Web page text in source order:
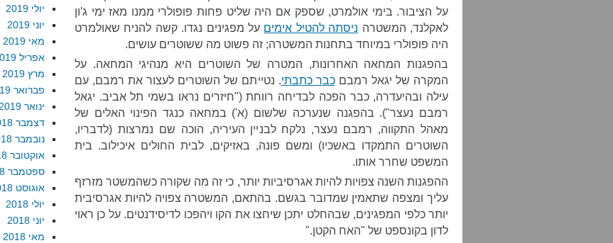
על הציבור. בימי אולמרט, שספק אם היה שליט פחות פופולרי ממנו מאז ימי ג'ון
לאקלנד, המשטרה ניסתה להטיל אימים על מפגינים נגדו. קשה להניח שאולמרט
היה פופולרי במיוחד בתחנות המשטרה; זה פשוט מה ששוטרים עושים.
בהפגנות המחאה האחרונות, המטרה של השוטרים היא מנהיגי המחאה. על
המקרה של יגאל רמבםכבר כתבתי. נטייתם של השוטרים לעצור את רמבם, עם
עילה ובהיעדרה, כבר הפכה לבדיחה רווחת ("חיזרים נראו בשמי תל אביב. יגאל
רמבם נעצר"). בהפגנה שנערכה שלשום (א') במחאה כנגד הפינוי האלים של
מאהל התקווה, רמבם נעצר, נלקח לבניין העיריה, הוכה שם נמרצות (לדבריו,
השוטרים התמקדו באשכיו) ומשם פונה, באזיקים, לבית החולים איכילוב. בית
המשפט שחרר אותו.
ההפגנות השנה צפויות להיות אגרסיביות יותר, כי זה מה שקורה כשהמשטר מזרזף
עליך ומצפה שתאמין שמדובר בגשם. בהתאם, המשטרה צפויה להיות אגרסיבית
יותר כלפי המפגינים, שבהחלט יתכן שיחצו את הקו ויהפכו לדיסידנטים. על כן ראוי
לדון בקונספט של "האח הקטן."
יולי 2019
יוני 2019
מאי 2019
אפריל 2019
מרץ 2019
פברואר 2019
ינואר 2019
דצמבר 2018
נובמבר 2018
אוקטובר 2018
ספטמבר 2018
אוגוסט 2018
יולי 2018
יוני 2018
מאי 2018